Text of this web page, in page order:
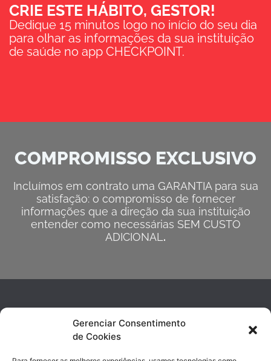
Gerenciar Consentimento
de Cookies
CRIE ESTE HÁBITO, GESTOR!
Dedique 15 minutos logo no início do seu dia
para olhar as informações da sua instituição
de saúde no app CHECKPOINT.
COMPROMISSO EXCLUSIVO
Incluímos em contrato uma GARANTIA para sua
satisfação: o compromisso de fornecer
informações que a direção da sua instituição
entender como necessárias SEM CUSTO
ADICIONAL .